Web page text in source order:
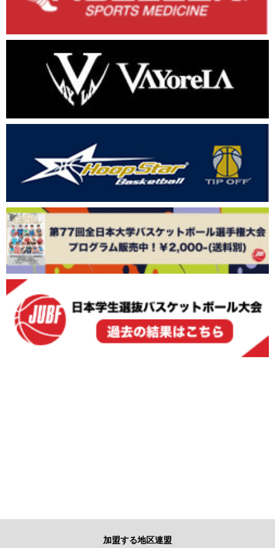
加盟する地区連盟